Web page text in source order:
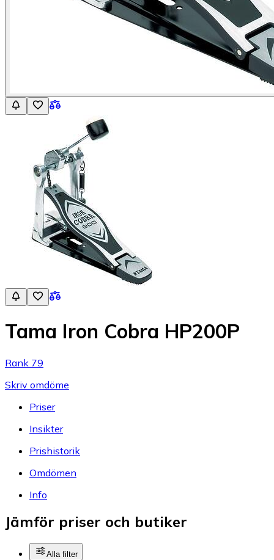
Tama Iron Cobra HP200P
Rank 79
Skriv omdöme
Priser
Insikter
Prishistorik
Omdömen
Info
Jämför priser och butiker
Alla filter